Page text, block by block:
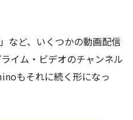
」など、いくつかの動画配信
イム・ビデオのチャンネル
もそれに続く形になっ